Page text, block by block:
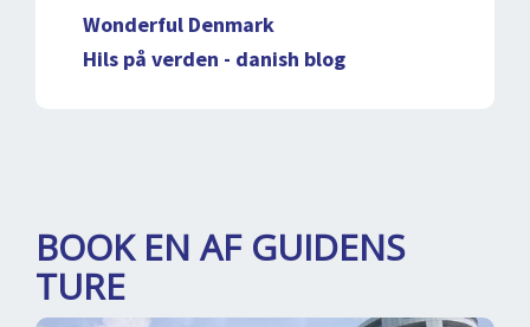
Wonderful Denmark
Hils på verden - danish blog
BOOK EN AF GUIDENS
TURE